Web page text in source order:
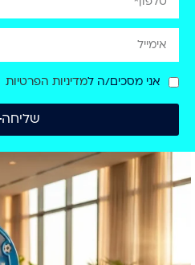
אני מסכים/ה למדיניות הפרטיות
שליחה